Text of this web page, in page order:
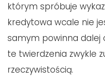
którym spróbuje
kredytowa wcale nie
samym powinna dalej
te twierdzenia zwykle
rzeczywistością.